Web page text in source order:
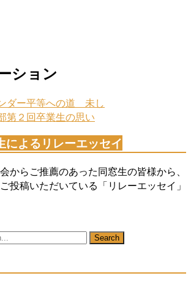
ション
ダー平等への道 未し
第２回卒業生の思い
によるリレーエッセイ
からご推薦のあった同窓生の皆様から、
投稿いただいている「リレーエッセイ」
Search